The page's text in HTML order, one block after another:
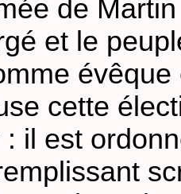
de
et le
cette
: il est